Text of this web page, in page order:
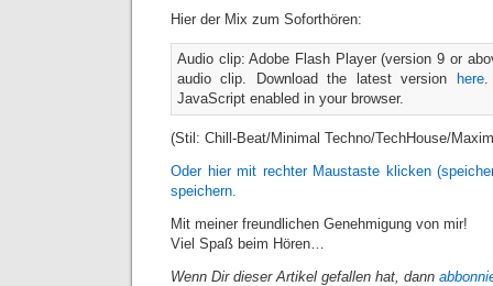
Hier der Mix zum Soforthören:
Audio clip: Adobe Flash Player (version 9 or
audio clip. Download the latest version
here.
JavaScript enabled in your browser.
(Stil: Chill-Beat/Minimal Techno/TechHouse/
Oder hier mit rechter Maustaste klicken
speichern.
Mit meiner freundlichen Genehmigung von mir!
Viel Spaß beim Hören…
Wenn Dir dieser Artikel gefallen hat, dann